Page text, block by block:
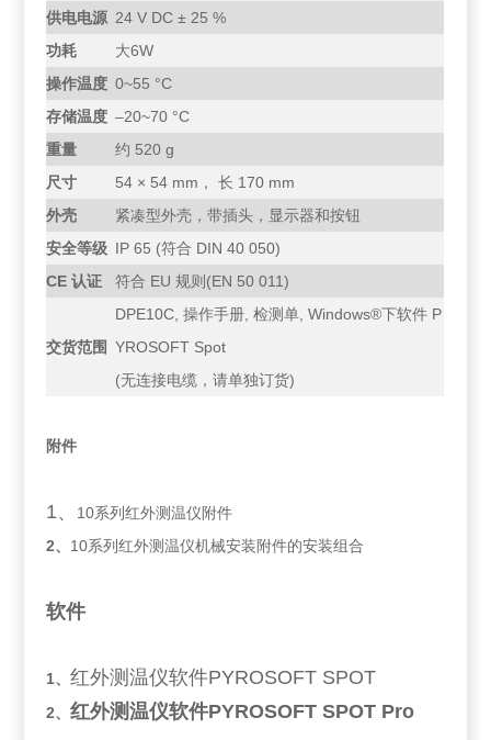
供电电源 24 V DC ± 25 %
功耗
大6W
操作温度 0~55 °C
存储温度 –20~70 °C
重量
约 520 g
尺寸
54 × 54 mm， 长 170 mm
外壳
紧凑型外壳，带插头，显示器和按钮
安全等级 IP 65 (符合 DIN 40 050)
CE认证 符合 EU 规则(EN 50 011)
交货范围
DPE10C, 操作手册, 检测单, Windows®下软件 P
YROSOFT Spot
(无连接电缆，请单独订货)
附件
1、 10系列红外测温仪附件
2、 10系列红外测温仪机械安装附件的安装组合
软件
1、红外测温仪软件PYROSOFT SPOT
2、红外测温仪软件PYROSOFT SPOT Pro